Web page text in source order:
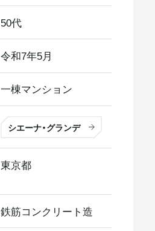
50代
令和7年5月
一棟マンション
シエーナ・グランデ
東京都
鉄筋コンクリート造